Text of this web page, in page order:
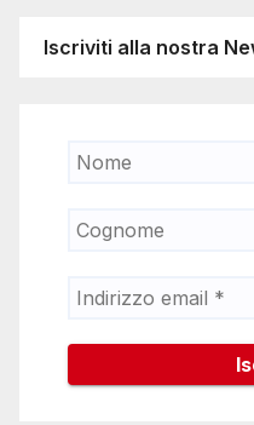
Iscriviti alla nostra